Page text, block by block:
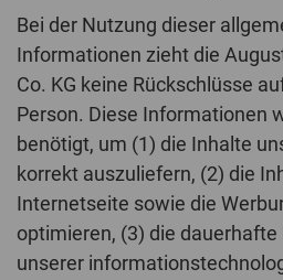
Bei der Nutzung dieser
Informationen zieht die
Co. KG keine Rückschlüsse
Person. Diese Informationen
benötigt, um (1) die Inhalte
korrekt auszuliefern, (2) die
Internetseite sowie die
optimieren, (3) die
unserer